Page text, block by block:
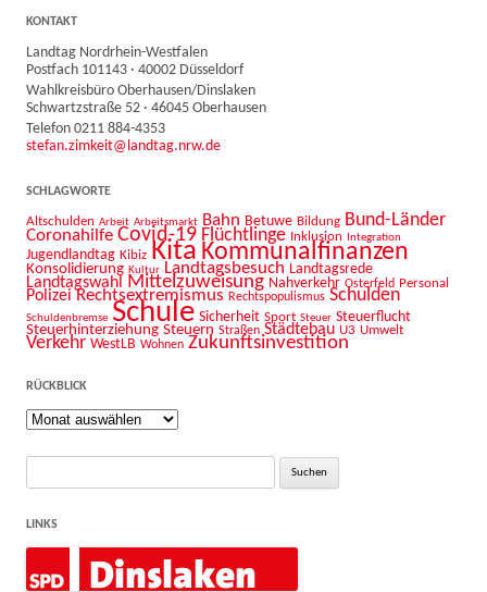
KONTAKT
Landtag Nordrhein-Westfalen
Postfach 101143 · 40002 Düsseldorf
Wahlkreisbüro Oberhausen/Dinslaken
Schwartzstraße 52 · 46045 Oberhausen
Telefon 0211 884-4353
stefan.zimkeit@landtag.nrw.de
SCHLAGWORTE
Altschulden Arbeit Arbeitsmarkt Bahn Betuwe Bildung Bund-Länder
Coronahilfe Covid-19 Flüchtlinge Inklusion Integration
Jugendlandtag Kibiz Kita Kommunalfinanzen
Konsolidierung Kultur Landtagsbesuch Landtagsrede
Landtagswahl Mittelzuweisung Nahverkehr Osterfeld Personal
Polizei Rechtsextremismus Rechtspopulismus Schulden
Schuldenbremse Schule Sicherheit Sport Steuer Steuerflucht
Steuerhinterziehung Steuern Straßen Städtebau U3 Umwelt
Verkehr WestLB Wohnen Zukunftsinvestition
RÜCKBLICK
Rückblick
Suche
LINKS